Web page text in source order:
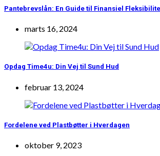
Pantebrevslån: En Guide til Finansiel
marts 16, 2024
Opdag Time4u: Din Vej til Sund Hud
februar 13, 2024
Fordelene ved Plastbøtter i Hverdagen
oktober 9, 2023